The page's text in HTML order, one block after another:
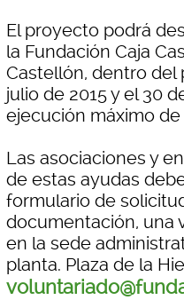
El proyecto podrá
la Fundación Caja
Castellón, dentro del
julio de 2015 y el 30
ejecución máximo de
Las asociaciones y
de estas ayudas
formulario de
documentación, una
en la sede
planta. Plaza de la